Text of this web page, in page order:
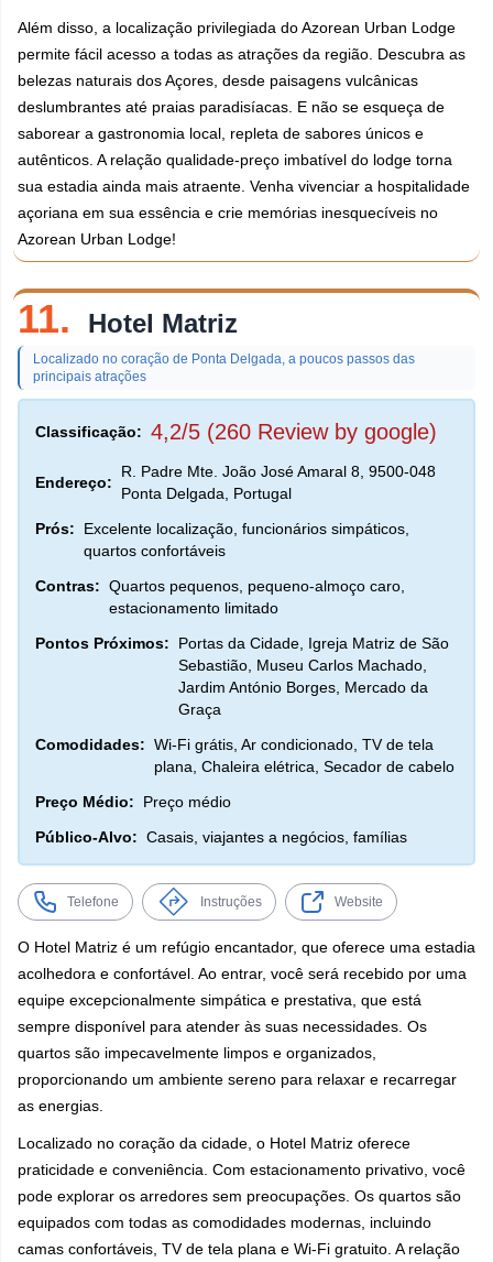
Além disso, a localização privilegiada do Azorean Urban Lodge
permite fácil acesso a todas as atrações da região. Descubra as
belezas naturais dos Açores, desde paisagens vulcânicas
deslumbrantes até praias paradisíacas. E não se esqueça de
saborear a gastronomia local, repleta de sabores únicos e
autênticos. A relação qualidade-preço imbatível do lodge torna
sua estadia ainda mais atraente. Venha vivenciar a hospitalidade
açoriana em sua essência e crie memórias inesquecíveis no
Azorean Urban Lodge!
11. Hotel Matriz
Localizado no coração de Ponta Delgada, a poucos passos das
principais atrações
Classificação: 4,2/5 (260 Review by google)
Endereço:
R. Padre Mte. João José Amaral 8, 9500-048
Ponta Delgada, Portugal
Prós:
Excelente localização, funcionários simpáticos,
quartos confortáveis
Contras: Quartos pequenos, pequeno-almoço caro,
estacionamento limitado
Pontos Próximos:
Portas da Cidade, Igreja Matriz de São
Sebastião, Museu Carlos Machado,
Jardim António Borges, Mercado da
Graça
Comodidades: Wi-Fi grátis, Ar condicionado, TV de tela
plana, Chaleira elétrica, Secador de cabelo
Preço Médio:
Preço médio
Público-Alvo: Casais, viajantes a negócios, famílias
Telefone Instruções Website
O Hotel Matriz é um refúgio encantador, que oferece uma estadia
acolhedora e confortável. Ao entrar, você será recebido por uma
equipe excepcionalmente simpática e prestativa, que está
sempre disponível para atender às suas necessidades. Os
quartos são impecavelmente limpos e organizados,
proporcionando um ambiente sereno para relaxar e recarregar
as energias.
Localizado no coração da cidade, o Hotel Matriz oferece
praticidade e conveniência. Com estacionamento privativo, você
pode explorar os arredores sem preocupações. Os quartos são
equipados com todas as comodidades modernas, incluindo
camas confortáveis, TV de tela plana e Wi-Fi gratuito. A relação